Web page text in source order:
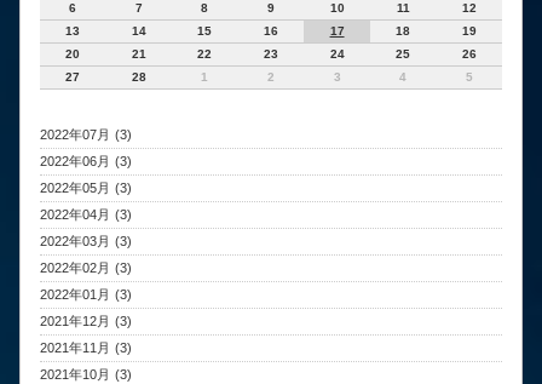
6
7 8 9 10 11
12
13
14 15 16 17 18
19
20
21 22 23 24 25
26
27
28 1 2 3 4 5
2022年07月 (3)
2022年06月 (3)
2022年05月 (3)
2022年04月 (3)
2022年03月 (3)
2022年02月 (3)
2022年01月 (3)
2021年12月 (3)
2021年11月 (3)
2021年10月 (3)